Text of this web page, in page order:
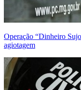
Operação “Dinheiro
agiotagem